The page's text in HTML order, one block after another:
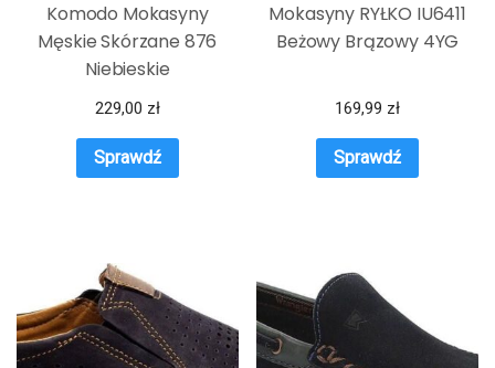
Komodo Mokasyny
Męskie Skórzane 876
Niebieskie
229,00 zł
Sprawdź
Mokasyny RYŁKO IU6411
Beżowy Brązowy 4YG
169,99 zł
Sprawdź